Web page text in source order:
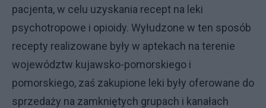
pacjenta, w celu uzyskania recept na leki
psychotropowe i opioidy. Wyłudzone w ten sposób
recepty realizowane były w aptekach na terenie
województw kujawsko-pomorskiego i
pomorskiego, zaś zakupione leki były oferowane do
sprzedaży na zamkniętych grupach i kanałach